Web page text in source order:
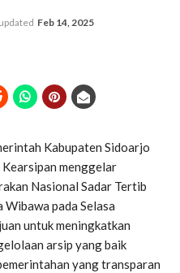
Feb 14, 2025
Kabupaten Sidoarjo
menggelar
Nasional Sadar Tertib
pada Selasa
untuk meningkatkan
arsip yang baik
yang transparan